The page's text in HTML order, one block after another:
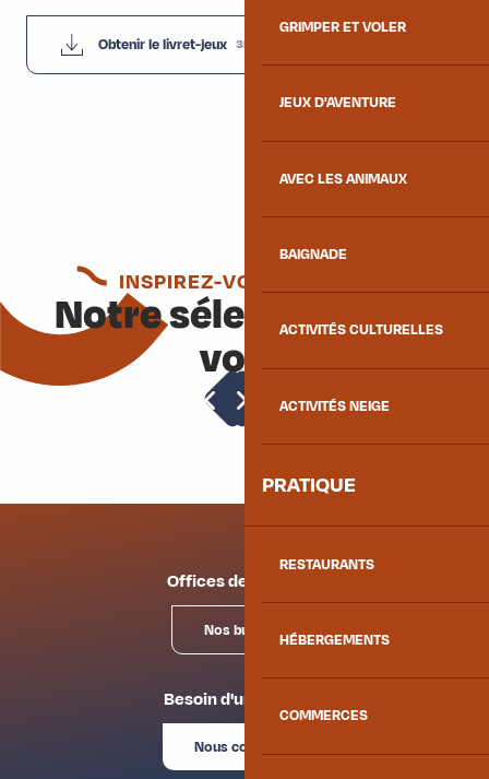
GRIMPER ET VOLER
JEUX D'AVENTURE
AVEC LES ANIMAUX
BAIGNADE
ACTIVITÉS CULTURELLES
ACTIVITÉS NEIGE
PRATIQUE
RESTAURANTS
HÉBERGEMENTS
COMMERCES
Obtenir le livret-jeux 3MB
INSPIREZ-VOUS ENCORE
Notre sélection pour
vous
Les Sentiers Thématiques des Villards
Offices de tourisme
Nos bureaux
Besoin d'un conseil ?
Nous contacter